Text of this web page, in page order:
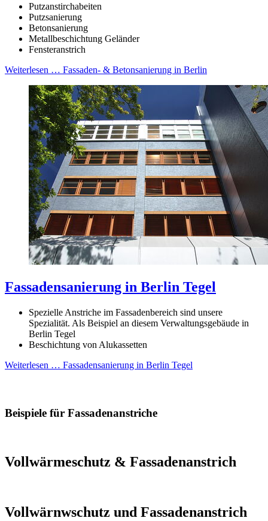
Putzanstirchabeiten
Putzsanierung
Betonsanierung
Metallbeschichtung Geländer
Fensteranstrich
Weiterlesen … Fassaden- & Betonsanierung in Berlin
Fassadensanierung in Berlin Tegel
Spezielle Anstriche im Fassadenbereich sind unsere
Spezialität. Als Beispiel an diesem Verwaltungsgebäude in
Berlin Tegel
Beschichtung von Alukassetten
Weiterlesen … Fassadensanierung in Berlin Tegel
Beispiele für Fassadenanstriche
Vollwärmeschutz & Fassadenanstrich
Vollwärnwschutz und Fassadenanstrich